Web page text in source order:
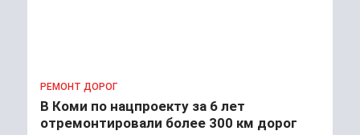
РЕМОНТ ДОРОГ
В Коми по нацпроекту за 6 лет
отремонтировали более 300 км дорог